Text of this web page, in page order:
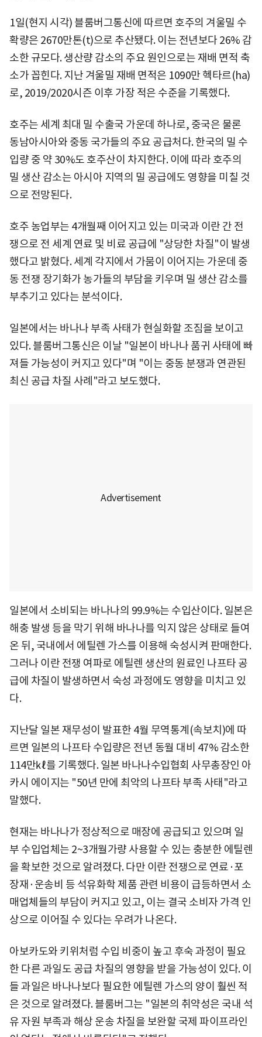
1일(현지 시각) 블룸버그통신에 따르면 호주의 겨울밀 수
확량은 2670만톤(t)으로 추산됐다. 이는 전년보다 26% 감
소한 규모다. 생산량 감소의 주요 원인으로는 재배 면적 축
소가 꼽힌다. 지난 겨울밀 재배 면적은 1090만 헥타르(ha)
로, 2019/2020시즌 이후 가장 적은 수준을 기록했다.
호주는 세계 최대 밀 수출국 가운데 하나로, 중국은 물론
동남아시아와 중동 국가들의 주요 공급처다. 한국의 밀 수
입량 중 약 30%도 호주산이 차지한다. 이에 따라 호주의
밀 생산 감소는 아시아 지역의 밀 공급에도 영향을 미칠 것
으로 전망된다.
호주 농업부는 4개월째 이어지고 있는 미국과 이란 간 전
쟁으로 전 세계 연료 및 비료 공급에 "상당한 차질"이 발생
했다고 밝혔다. 세계 각지에서 가뭄이 이어지는 가운데 중
동 전쟁 장기화가 농가들의 부담을 키우며 밀 생산 감소를
부추기고 있다는 분석이다.
일본에서는 바나나 부족 사태가 현실화할 조짐을 보이고
있다. 블룸버그통신은 이날 "일본이 바나나 품귀 사태에 빠
져들 가능성이 커지고 있다"며 "이는 중동 분쟁과 연관된
최신 공급 차질 사례"라고 보도했다.
일본에서 소비되는 바나나의 99.9%는 수입산이다. 일본은
해충 발생 등을 막기 위해 바나나를 익지 않은 상태로 들여
온 뒤, 국내에서 에틸렌 가스를 이용해 숙성시켜 판매한다.
그러나 이란 전쟁 여파로 에틸렌 생산의 원료인 나프타 공
급에 차질이 발생하면서 숙성 과정에도 영향을 미치고 있
다.
지난달 일본 재무성이 발표한 4월 무역통계(속보치)에 따
르면 일본의 나프타 수입량은 전년 동월 대비 47% 감소한
114만㎘를 기록했다. 일본 바나나수입협회 사무총장인 아
카시 에이지는 "50년 만에 최악의 나프타 부족 사태"라고
말했다.
현재는 바나나가 정상적으로 매장에 공급되고 있으며 일
부 수입업체는 2~3개월가량 사용할 수 있는 충분한 에틸렌
을 확보한 것으로 알려졌다. 다만 이란 전쟁으로 연료·포
장재·운송비 등 석유화학 제품 관련 비용이 급등하면서 소
매업체들의 부담이 커지고 있고, 이는 결국 소비자 가격 인
상으로 이어질 수 있다는 우려가 나온다.
아보카도와 키위처럼 수입 비중이 높고 후숙 과정이 필요
한 다른 과일도 공급 차질의 영향을 받을 가능성이 있다. 이
들 과일은 바나나보다 필요한 에틸렌 가스의 양이 훨씬 적
은 것으로 알려졌다. 블룸버그는 "일본의 취약성은 국내 석
유 자원 부족과 해상 운송 차질을 보완할 국제 파이프라인